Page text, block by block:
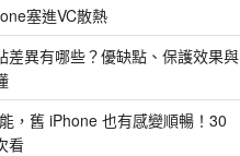
塞進VC散熱
差異有哪些？優缺點、保護效果與
，舊 iPhone 也有感變順暢！30
看